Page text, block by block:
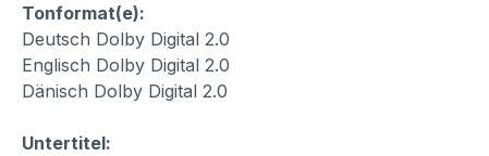
Tonformat(e):
Deutsch Dolby Digital 2.0
Englisch Dolby Digital 2.0
Dänisch Dolby Digital 2.0
Untertitel: